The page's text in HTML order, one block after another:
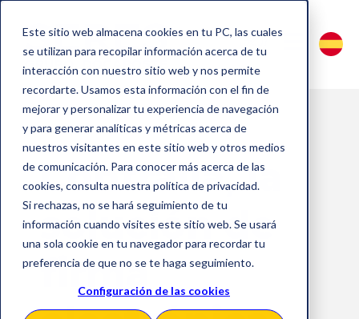
Este sitio web almacena cookies en tu PC, las cuales
se utilizan para recopilar información acerca de tu
interacción con nuestro sitio web y nos permite
recordarte. Usamos esta información con el fin de
mejorar y personalizar tu experiencia de navegación
y para generar analíticas y métricas acerca de
nuestros visitantes en este sitio web y otros medios
de comunicación. Para conocer más acerca de las
cookies, consulta nuestra política de privacidad.
Si rechazas, no se hará seguimiento de tu
información cuando visites este sitio web. Se usará
una sola cookie en tu navegador para recordar tu
preferencia de que no se te haga seguimiento.
Configuración de las cookies
Contralia, la
solución de
firma